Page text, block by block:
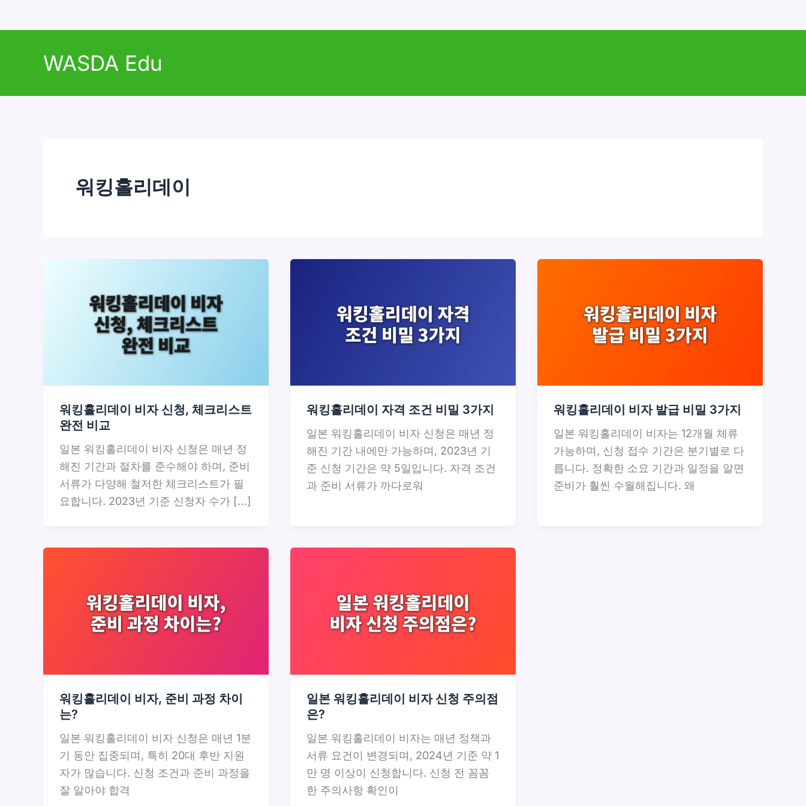
WASDA Edu
워킹홀리데이
워킹홀리데이 비자 신청, 체크리스트
완전 비교
일본 워킹홀리데이 비자 신청은 매년 정
해진 기간과 절차를 준수해야 하며, 준비
서류가 다양해 철저한 체크리스트가 필
요합니다. 2023년 기준 신청자 수가 […]
워킹홀리데이 자격 조건 비밀 3가지
일본 워킹홀리데이 비자 신청은 매년 정
해진 기간 내에만 가능하며, 2023년 기
준 신청 기간은 약 5일입니다. 자격 조건
과 준비 서류가 까다로워
워킹홀리데이 비자 발급 비밀 3가지
일본 워킹홀리데이 비자는 12개월 체류
가능하며, 신청 접수 기간은 분기별로 다
릅니다. 정확한 소요 기간과 일정을 알면
준비가 훨씬 수월해집니다. 왜
워킹홀리데이 비자, 준비 과정 차이
는?
일본 워킹홀리데이 비자 신청은 매년 1분
기 동안 집중되며, 특히 20대 후반 지원
자가 많습니다. 신청 조건과 준비 과정을
잘 알아야 합격
일본 워킹홀리데이 비자 신청 주의점
은?
일본 워킹홀리데이 비자는 매년 정책과
서류 요건이 변경되며, 2024년 기준 약 1
만 명 이상이 신청합니다. 신청 전 꼼꼼
한 주의사항 확인이